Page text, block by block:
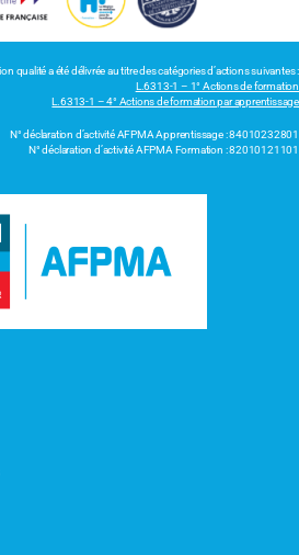
qualité a été délivrée au titre des catégories d’actions suivantes :
L.6313-1 – 1° Actions de formation
L.6313-1 – 4° Actions de formation par apprentissage
N° déclaration d’activité AFPMA Apprentissage : 84010232801
N° déclaration d’activité AFPMA Formation : 82010121101